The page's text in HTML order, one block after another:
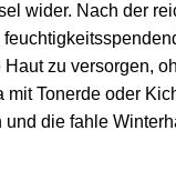
wider. Nach der
zu versorgen,
Tonerde oder
die fahle